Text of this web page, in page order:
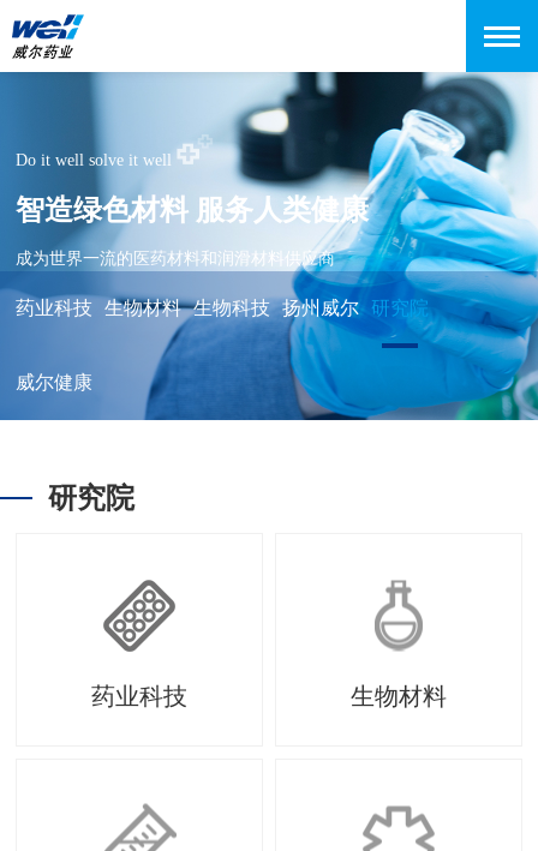
Do it well solve it well
智造绿色材料 服务人类健康
成为世界一流的医药材料和润滑材料供应商
药业科技 生物材料 生物科技 扬州威尔 研究院
威尔健康
研究院
药业科技 生物材料